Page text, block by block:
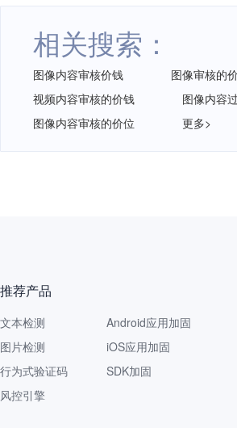
相关搜索：
图像内容审核价钱 图像审核的
视频内容审核的价钱
图像内容
图像内容审核的价位
更多>
推荐产品
文本检测
图片检测
行为式验证码
风控引擎
Android应用加固
iOS应用加固
SDK加固